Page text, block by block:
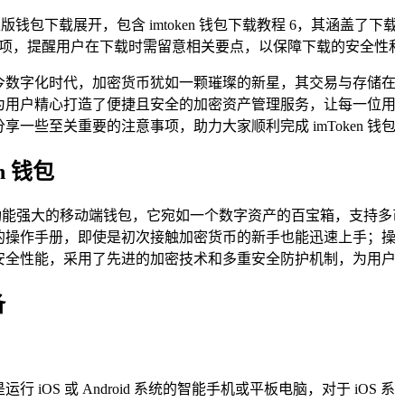
钱包下载展开，包含 imtoken 钱包下载教程 6，其涵盖了
，提醒用户在下载时需留意相关要点，以保障下载的安全性
字化时代，加密货币犹如一颗璀璨的新星，其交易与存储
户精心打造了便捷且安全的加密资产管理服务，让每一位
一些至关重要的注意事项，助力大家顺利完成 imToken 钱
钱包
能强大的移动端钱包，它宛如一个数字资产的百宝箱，支
作手册，即使是初次接触加密货币的新手也能迅速上手
性能，采用了先进的加密技术和多重安全防护机制，为用
行 iOS 或 Android 系统的智能手机或平板电脑，对于 iOS